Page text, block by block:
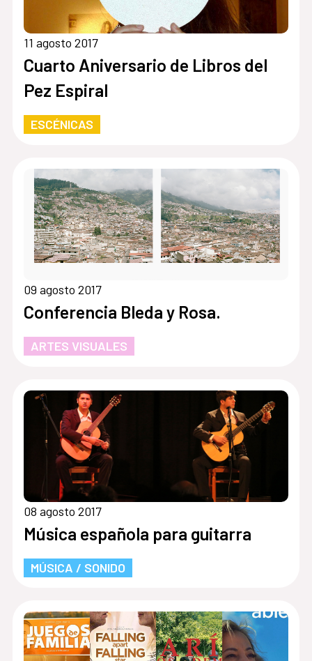
11 agosto 2017
Cuarto Aniversario de Libros del
Pez Espiral
ESCÉNICAS
09 agosto 2017
Conferencia Bleda y Rosa.
ARTES VISUALES
08 agosto 2017
Música española para guitarra
MÚSICA / SONIDO